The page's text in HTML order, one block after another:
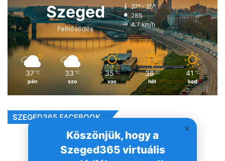
Köszönjük, hogy a
Szeged365 virtuális
Szeged
Felhősödés
37º - 25º
28%
4.7 km/h
37 ℃
pén
33 ℃
szo
35 ℃
vas
38 ℃
hét
41 ℃
ked
SZEGED365 FACEBOOK